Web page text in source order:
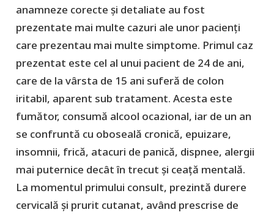
anamneze corecte și detaliate au fost
prezentate mai multe cazuri ale unor pacienți
care prezentau mai multe simptome. Primul caz
prezentat este cel al unui pacient de 24 de ani,
care de la vârsta de 15 ani suferă de colon
iritabil, aparent sub tratament. Acesta este
fumător, consumă alcool ocazional, iar de un an
se confruntă cu oboseală cronică, epuizare,
insomnii, frică, atacuri de panică, dispnee, alergii
mai puternice decât în trecut și ceață mentală.
La momentul primului consult, prezintă durere
cervicală și prurit cutanat, având prescrise de